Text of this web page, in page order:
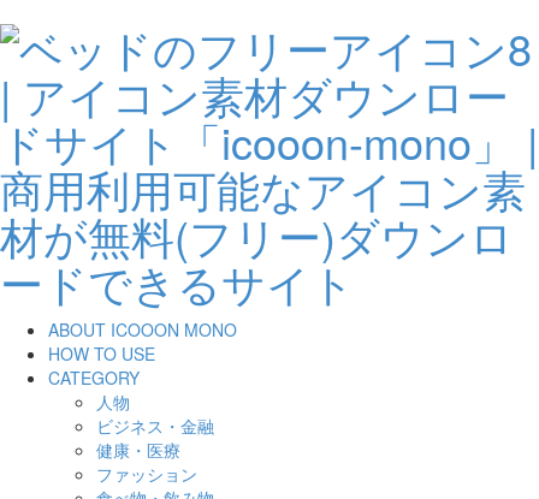
ABOUT ICOOON MONO
HOW TO USE
CATEGORY
人物
ビジネス・金融
健康・医療
ファッション